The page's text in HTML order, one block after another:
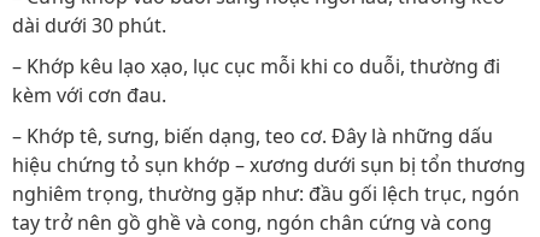
dài dưới 30 phút.
– Khớp kêu lạo xạo, lục cục mỗi khi co duỗi, thường đi
kèm với cơn đau.
– Khớp tê, sưng, biến dạng, teo cơ. Đây là những dấu
hiệu chứng tỏ sụn khớp – xương dưới sụn bị tổn thương
nghiêm trọng, thường gặp như: đầu gối lệch trục, ngón
tay trở nên gồ ghề và cong, ngón chân cứng và cong